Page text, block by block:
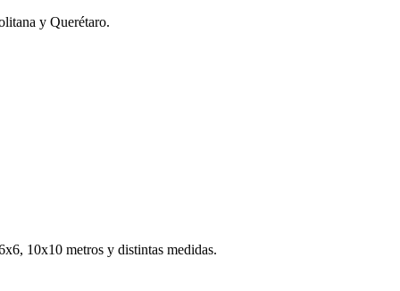
y Querétaro.
10x10 metros y distintas medidas.